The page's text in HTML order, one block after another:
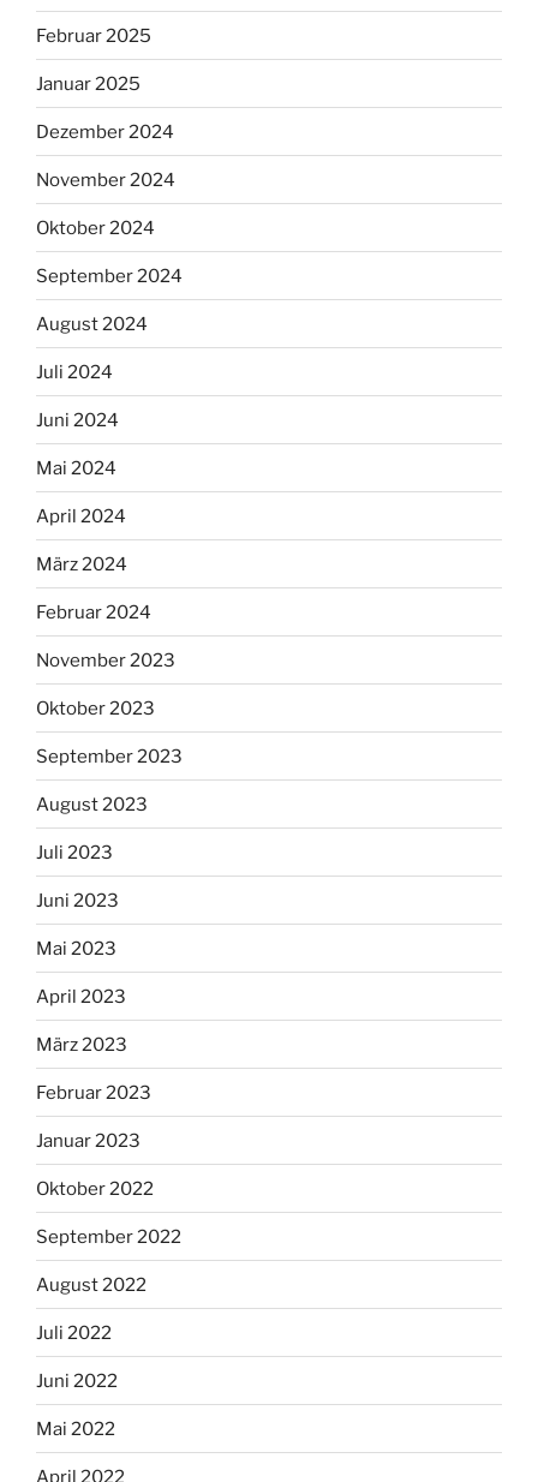
Februar 2025
Januar 2025
Dezember 2024
November 2024
Oktober 2024
September 2024
August 2024
Juli 2024
Juni 2024
Mai 2024
April 2024
März 2024
Februar 2024
November 2023
Oktober 2023
September 2023
August 2023
Juli 2023
Juni 2023
Mai 2023
April 2023
März 2023
Februar 2023
Januar 2023
Oktober 2022
September 2022
August 2022
Juli 2022
Juni 2022
Mai 2022
April 2022